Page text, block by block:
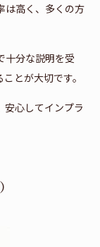
は高く、多くの方
十分な説明を受
とが大切です。
安心してインプラ